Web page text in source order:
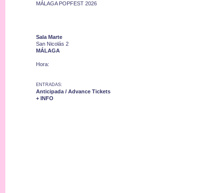
MÁLAGA POPFEST 2026
Sala Marte
San Nicolás 2
MÁLAGA
Hora:
ENTRADAS:
Anticipada / Advance Tickets
+ INFO